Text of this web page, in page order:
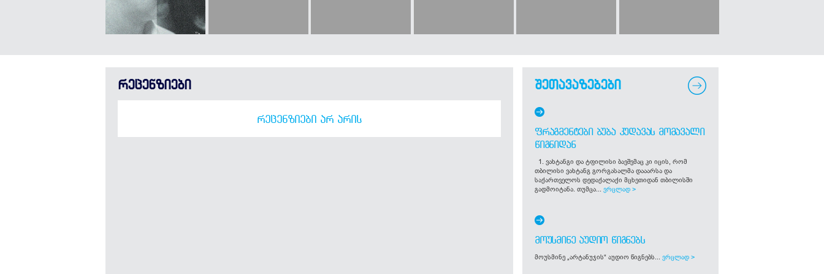
რეცენზიები
ᲠᲔᲪᲔᲜᲖᲘᲔᲑᲘ ᲐᲠ ᲐᲠᲘᲡ
შეთავაზებები
ᲤᲠᲐᲒᲛᲔᲜᲢᲔᲑᲘ ᲑᲣᲑᲐ ᲙᲣᲓᲐᲕᲐᲡ ᲛᲝᲛᲐᲕᲐᲚᲘ
ᲬᲘᲒᲜᲘᲓᲐᲜ
1. ვახტანგი და ტფილისი ბავშვმაც კი იცის, რომ
თბილისი ვახტანგ გორგასალმა დააარსა და
საქართველოს დედაქალაქი მცხეთიდან თბილისში
გადმოიტანა. თუმცა... ვრცლად >
ᲛᲝᲣᲡᲛᲘᲜᲔ ᲐᲣᲓᲘᲝ ᲬᲘᲒᲜᲔᲑᲡ
მოუსმინე „არტანუჯის“ აუდიო წიგნებს... ვრცლად >